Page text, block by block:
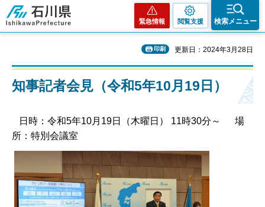
石川県
緊急情報 閲覧支援 検索メニュー
印刷 更新日：2024年3月28日
知事記者会見（令和5年10月19日）
日時：令和5年10月19日（木曜日） 11時30分～ 場
所：特別会議室